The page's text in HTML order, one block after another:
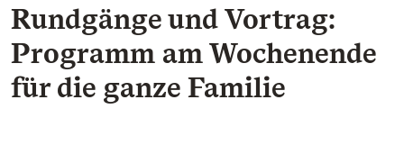
Rundgänge und Vortrag:
Programm am Wochenende
für die ganze Familie